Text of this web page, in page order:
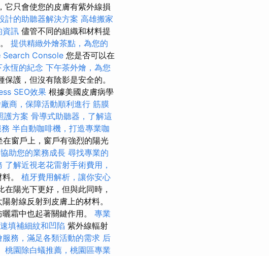
它只會使您的皮膚有紫外線損
計的助聽器解決方案 高雄搬家
資訊 儘管不同的組織和材料提
提供精緻外燴茶點，為您的
Search Console 您是否可以在
恆的紀念 下午茶外燴，為您
護，但沒有陰影是安全的。
SEO效果 根據美國皮膚病學
商，保障活動順利進行 筋膜
護方案 骨導式助聽器，了解這
半自動咖啡機，打造專業咖
窗戶上，窗戶有強烈的陽光
助您的業務成長 尋找專業的
了解近視老花雷射手術費用，
。 植牙費用解析，讓你安心
陽光下更好，但與此同時，
射線反射到皮膚上的材料。
霜中也起著關鍵作用。 專業
填補細紋和凹陷 紫外線輻射
服務，滿足各類活動的需求 后
桃園除白蟻推薦，桃園區專業